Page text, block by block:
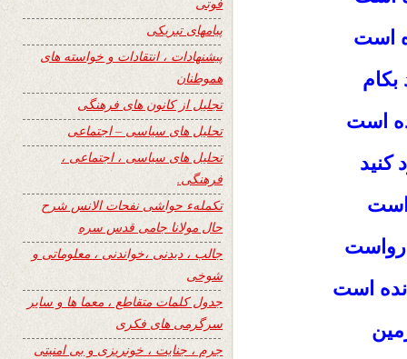
است
بكام
است
كنيد
است
رواست
است
پیامهای تبریکی
پیشنهادات ، انتقادات و خواسته های
هموطنان
تجلیل از کانون های فرهنگی
تحلیل های سیاسی – اجتماعی
تحلیل های سیاسی ، اجتماعی ،
فرهنگی.
تکملهء حواشی نفحات الانس شرح
حال مولانا جامی قدس سره
جالب ، دیدنی ،خواندنی ، معلوماتی و
شوخی
جدول کلمات متقاطع ، معما ها و سایر
سرگرمی های فکری
جرم ، جنایت ، خونریزی و بی امنیتی